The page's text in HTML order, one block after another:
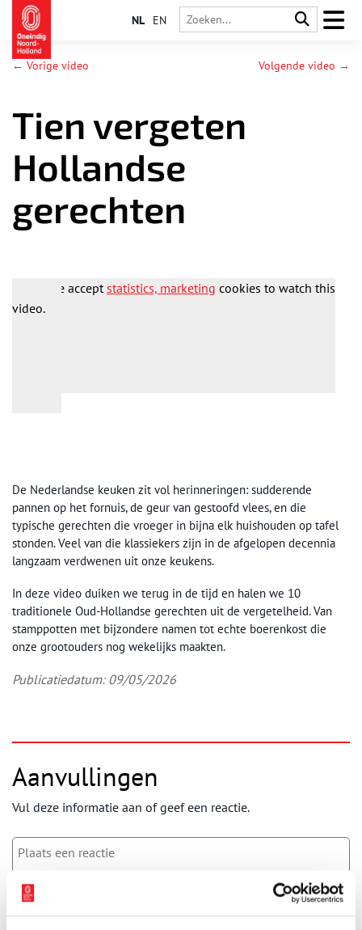
NL EN
← Vorige video Volgende video →
Tien vergeten
Hollandse
gerechten
Please acceptstatistics, marketing cookies to watch this
video.
De Nederlandse keuken zit vol herinneringen: sudderende
pannen op het fornuis, de geur van gestoofd vlees, en die
typische gerechten die vroeger in bijna elk huishouden op tafel
stonden. Veel van die klassiekers zijn in de afgelopen decennia
langzaam verdwenen uit onze keukens.
In deze video duiken we terug in de tijd en halen we 10
traditionele Oud-Hollandse gerechten uit de vergetelheid. Van
stamppotten met bijzondere namen tot echte boerenkost die
onze grootouders nog wekelijks maakten.
Publicatiedatum: 09/05/2026
Aanvullingen
Vul deze informatie aan of geef een reactie.
Vereiste velden zijn gemarkeerd met *. Het e-mailadres wordt niet
gepubliceerd.